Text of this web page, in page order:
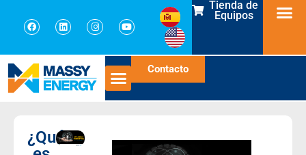
Tienda de
Equipos
Contacto
¿Qué